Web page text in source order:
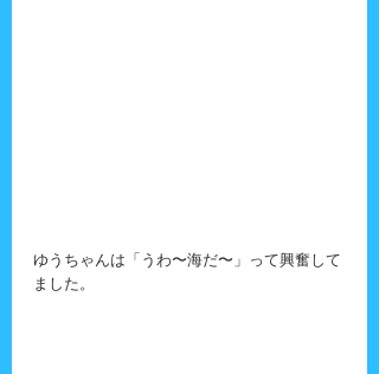
ゆうちゃんは「うわ〜海だ〜」って興奮して
ました。